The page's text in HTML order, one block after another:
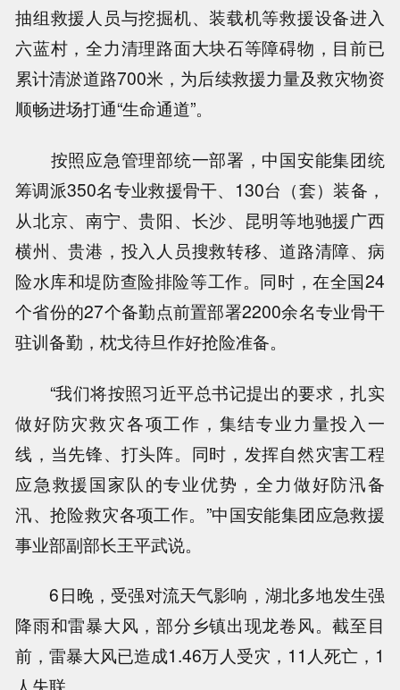
抽组救援人员与挖掘机、装载机等救援设备进入
六蓝村，全力清理路面大块石等障碍物，目前已
累计清淤道路700米，为后续救援力量及救灾物资
顺畅进场打通“生命通道”。
按照应急管理部统一部署，中国安能集团统
筹调派350名专业救援骨干、130台（套）装备，
从北京、南宁、贵阳、长沙、昆明等地驰援广西
横州、贵港，投入人员搜救转移、道路清障、病
险水库和堤防查险排险等工作。同时，在全国24
个省份的27个备勤点前置部署2200余名专业骨干
驻训备勤，枕戈待旦作好抢险准备。
“我们将按照习近平总书记提出的要求，扎实
做好防灾救灾各项工作，集结专业力量投入一
线，当先锋、打头阵。同时，发挥自然灾害工程
应急救援国家队的专业优势，全力做好防汛备
汛、抢险救灾各项工作。”中国安能集团应急救援
事业部副部长王平武说。
6日晚，受强对流天气影响，湖北多地发生强
降雨和雷暴大风，部分乡镇出现龙卷风。截至目
前，雷暴大风已造成1.46万人受灾，11人死亡，1